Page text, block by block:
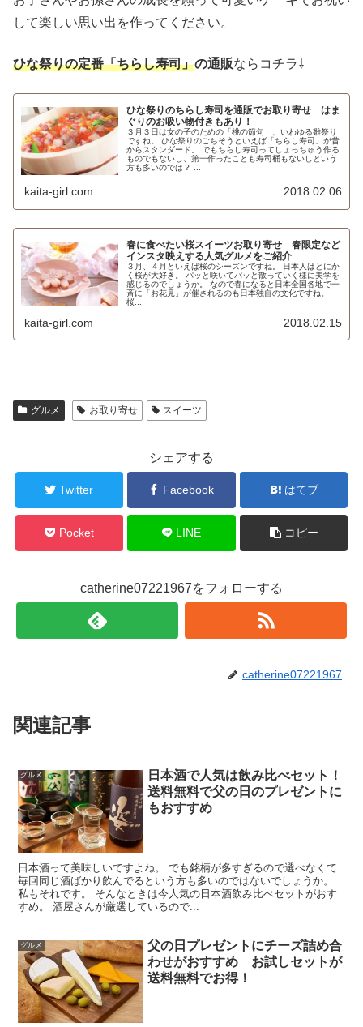
して楽しい思い出を作ってください。
ひな祭りの定番「ちらし寿司」の通販ならコチラ⇩
ひな祭りのちらし寿司を通販でお取り寄せ はま
ぐりのお吸い物付きもあり！
３月３日は女の子のための「桃の節句」、いわゆる雛祭り
ですね。 ひな祭りのごちそうといえば「ちらし寿司」が昔
からスタンダード。 でもちらし寿司ってしょっちゅう作る
ものでもないし、第一作ったことも寿司桶もないしという
方も多いのでは？ ...
kaita-girl.com 2018.02.06
春に食べたい桜スイーツお取り寄せ 春限定など
インスタ映えする人気グルメをご紹介
３月、４月といえば桜のシーズンですね。 日本人はとにか
く桜が大好き。 パッと咲いてパッと散っていく様に美学を
感じるのでしょうか。 なので春になると日本全国各地で一
斉に「お花見」が催されるのも日本独自の文化ですね。
桜...
kaita-girl.com 2018.02.15
グルメ お取り寄せ スイーツ
シェアする
Twitter Facebook はてブ
Pocket LINE コピー
catherine07221967をフォローする
catherine07221967
関連記事
グルメ
日本酒で人気は飲み比べセット！
送料無料で父の日のプレゼントに
もおすすめ
日本酒って美味しいですよね。 でも銘柄が多すぎるので選べなくて
毎回同じ酒ばかり飲んでるという方も多いのではないでしょうか。
私もそれです。 そんなときは今人気の日本酒飲み比べセットがおす
すめ。 酒屋さんが厳選しているので...
グルメ
父の日プレゼントにチーズ詰め合
わせがおすすめ お試しセットが
送料無料でお得！